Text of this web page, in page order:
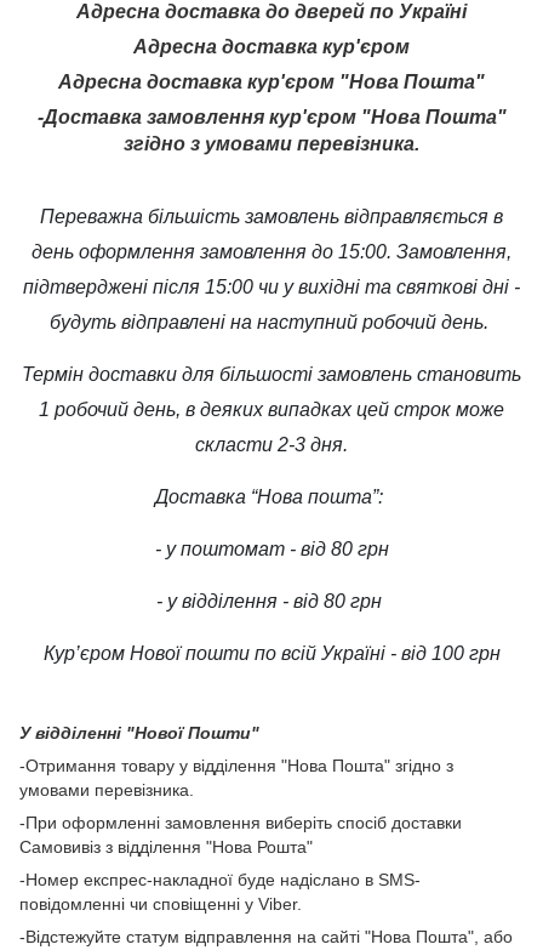
Адресна доставка до дверей по Україні
Адресна доставка кур'єром
Адресна доставка кур'єром "Нова Пошта"
-Доставка замовлення кур'єром "Нова Пошта"
згідно з умовами перевізника.
Переважна більшість замовлень відправляється в
день оформлення замовлення до 15:00. Замовлення,
підтверджені після 15:00 чи у вихідні та святкові дні -
будуть відправлені на наступний робочий день.
Термін доставки для більшості замовлень становить
1 робочий день, в деяких випадках цей строк може
скласти 2-3 дня.
Доставка “Нова пошта”:
- у поштомат - від 80 грн
- у відділення - від 80 грн
Кур’єром Нової пошти по всій Україні - від 100 грн
У відділенні "Нової Пошти"
-Отримання товару у відділення "Нова Пошта" згідно з
умовами перевізника.
-При оформленні замовлення виберіть спосіб доставки
Самовивіз з відділення "Нова Рошта"
-Номер експрес-накладної буде надіслано в SMS-
повідомленні чи сповіщенні у Viber.
-Відстежуйте статум відправлення на сайті "Нова Пошта", або